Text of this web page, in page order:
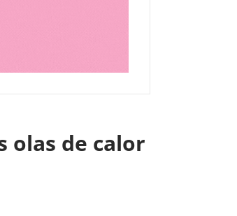
olas de calor